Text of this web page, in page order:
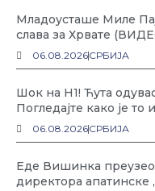
Младоусташе Миле
слава за Хрвате
06.08.2026СРБИЈА
Шок на Н1! Ћута
Погледајте како је
06.08.2026СРБИЈА
Еде Вишинка преузео
директора апатинске